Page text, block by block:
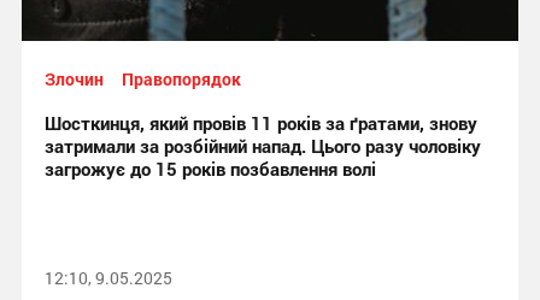
Злочин Правопорядок
Шосткинця, який провів 11 років за ґратами, знову
затримали за розбійний напад. Цього разу чоловіку
загрожує до 15 років позбавлення волі
12:10, 9.05.2025